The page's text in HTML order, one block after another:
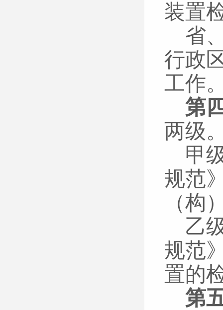
装置
省
行政
工作
第
两级
甲
规范
（构
乙
规范
置的
第